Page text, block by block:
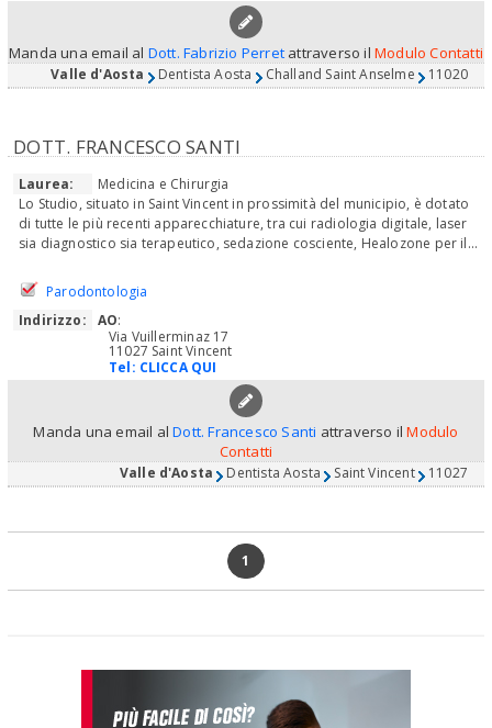
Manda una email al Dott. Fabrizio Perretattraverso il Modulo Contatti
Valle d'Aosta Dentista Aosta Challand Saint Anselme 11020
DOTT. FRANCESCO SANTI
Laurea:
Medicina e Chirurgia
Lo Studio, situato in Saint Vincent in prossimità del municipio, è dotato
di tutte le più recenti apparecchiature, tra cui radiologia digitale, laser
sia diagnostico sia terapeutico, sedazione cosciente, Healozone per il...
Parodontologia
Indirizzo:
AO:
Via Vuillerminaz 17
11027 Saint Vincent
Tel: CLICCA QUI
Manda una email alDott. Francesco Santi attraverso ilModulo
Contatti
Valle d'Aosta Dentista Aosta Saint Vincent 11027
1